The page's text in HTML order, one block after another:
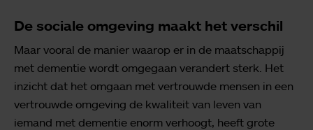
De sociale omgeving maakt het verschil
Maar vooral de manier waarop er in de maatschappij
met dementie wordt omgegaan verandert sterk. Het
inzicht dat het omgaan met vertrouwde mensen in een
vertrouwde omgeving de kwaliteit van leven van
iemand met dementie enorm verhoogt, heeft grote